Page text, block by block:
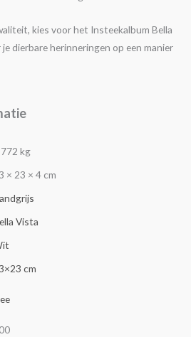
kies voor het Insteekalbum Bella
dierbare herinneringen op een manier
kg
× 23 × 4 cm
Vista
cm